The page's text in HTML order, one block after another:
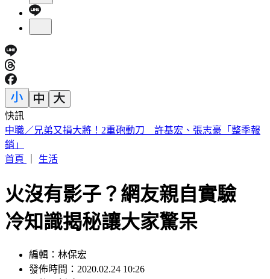
快訊
44歲宋慧喬凍齡穿搭曝！粉絲驚：超像大學生
首頁
火沒有影子？網友親自實驗
冷知識揭秘讓大家驚呆
發佈時間：2020.02.24 10:26
最後更新時間：2020.02.24 10:26